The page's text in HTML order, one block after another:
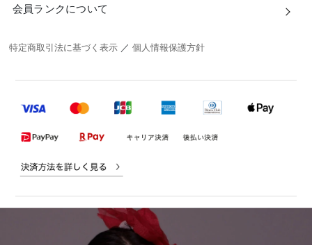
会員ランクについて
特定商取引法に基づく表示 ／個人情報保護方針